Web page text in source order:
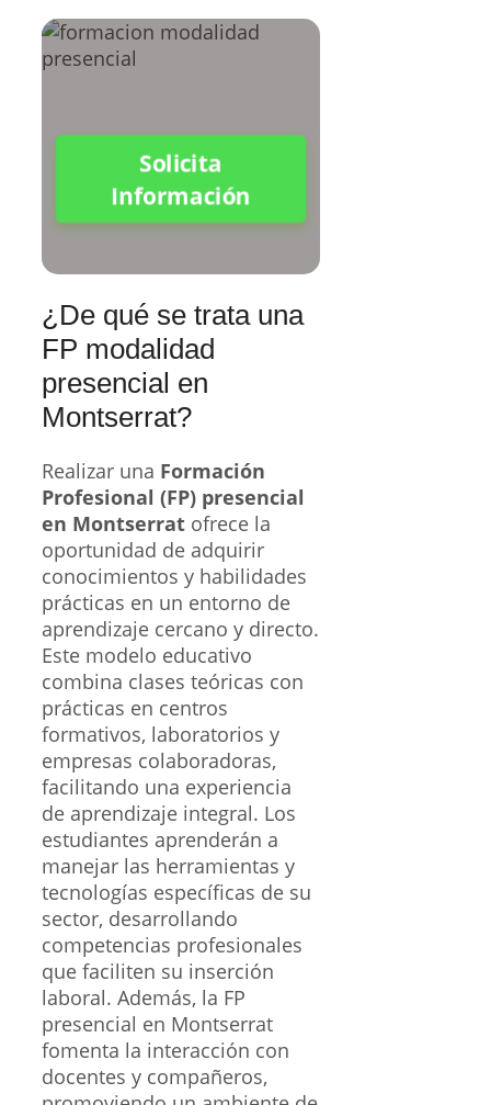
Solicita
Información
¿De qué se trata una
FP modalidad
presencial en
Montserrat?
Realizar una Formación
Profesional (FP) presencial
en Montserrat ofrece la
oportunidad de adquirir
conocimientos y habilidades
prácticas en un entorno de
aprendizaje cercano y directo.
Este modelo educativo
combina clases teóricas con
prácticas en centros
formativos, laboratorios y
empresas colaboradoras,
facilitando una experiencia
de aprendizaje integral. Los
estudiantes aprenderán a
manejar las herramientas y
tecnologías específicas de su
sector, desarrollando
competencias profesionales
que faciliten su inserción
laboral. Además, la FP
presencial en Montserrat
fomenta la interacción con
docentes y compañeros,